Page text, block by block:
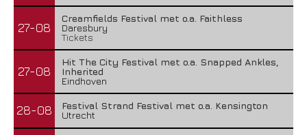
27-08
Creamfields Festival met o.a. Faithless
Daresbury
Tickets
27-08
Hit The City Festival met o.a. Snapped Ankles,
Inherited
Eindhoven
28-08
Festival Strand Festival met o.a. Kensington
Utrecht